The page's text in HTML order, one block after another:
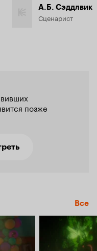
А.Б. Сэддлвик
Сценарист
позже
Все